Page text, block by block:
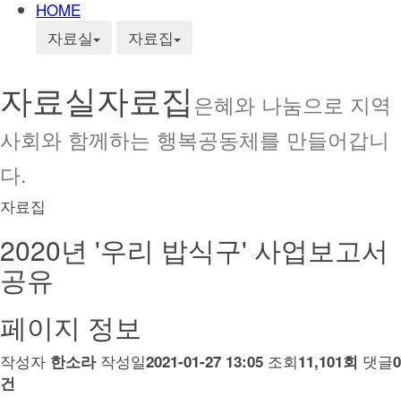
HOME
자료실
자료집
자료실자료집은혜와 나눔으로 지역
사회와 함께하는 행복공동체를 만들어갑니
다.
자료집
2020년 '우리 밥식구' 사업보고서
공유
페이지 정보
작성자 한소라 작성일2021-01-27 13:05 조회11,101회 댓글0
건